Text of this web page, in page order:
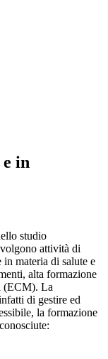
in
studio
attività di
in materia di salute e
alta formazione
(ECM). La
di gestire ed
la formazione